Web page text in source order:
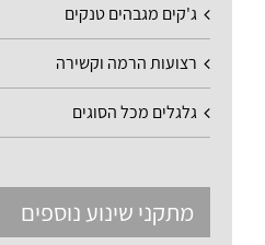
ג'קים מגבהים טנקים
רצועות הרמה וקשירה
גלגלים מכל הסוגים
מתקני שינוע נוספים